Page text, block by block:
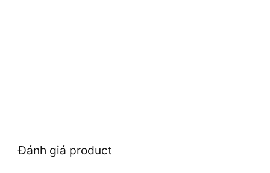
Đánh giá product